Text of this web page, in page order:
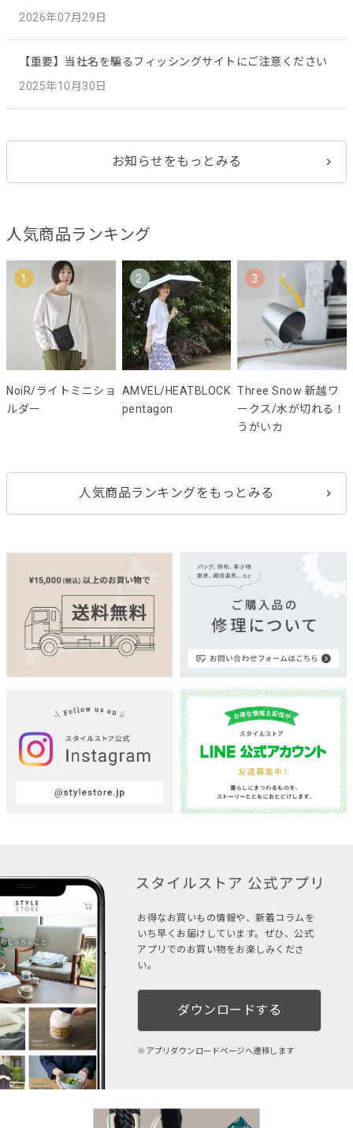
2026年07月29日
【重要】当社名を騙るフィッシングサイトにご注意ください
2025年10月30日
お知らせをもっとみる
人気商品ランキング
1
NoiR/ライトミニショ
ルダー
2
AMVEL/HEATBLOCK
pentagon
3
Three Snow 新越ワ
ークス/水が切れる！
うがいカ
人気商品ランキングをもっとみる
お得なお買いもの情報や、新着コラムを
いち早くお届けしています。ぜひ、公式
アプリでのお買い物をお楽しみくださ
い。
ダウンロードする
アプリダウンロードページへ遷移します